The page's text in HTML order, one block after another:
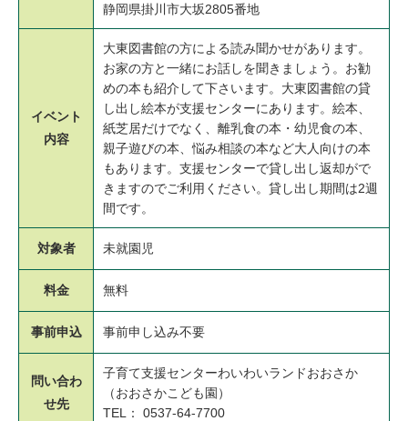
静岡県掛川市大坂2805番地
イベント
内容
大東図書館の方による読み聞かせがあります。
お家の方と一緒にお話しを聞きましょう。お勧
めの本も紹介して下さいます。大東図書館の貸
し出し絵本が支援センターにあります。絵本、
紙芝居だけでなく、離乳食の本・幼児食の本、
親子遊びの本、悩み相談の本など大人向けの本
もあります。支援センターで貸し出し返却がで
きますのでご利用ください。貸し出し期間は2週
間です。
対象者 未就園児
料金 無料
事前申込 事前申し込み不要
問い合わ
せ先
子育て支援センターわいわいランドおおさか
（おおさかこども園）
TEL： 0537-64-7700